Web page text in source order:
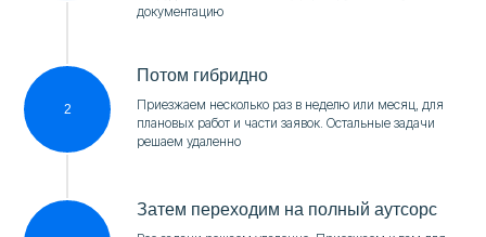
документацию
Потом гибридно
Приезжаем несколько раз в неделю или месяц, для
плановых работ и части заявок. Остальные задачи
решаем удаленно
Затем переходим на полный аутсорс